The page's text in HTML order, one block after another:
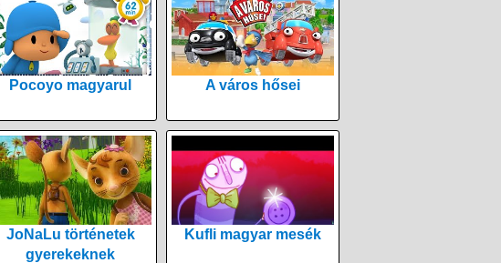
Pocoyo magyarul A város hősei
JoNaLu történetek
gyerekeknek
Kufli magyar mesék